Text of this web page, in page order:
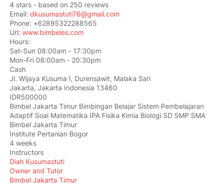
4 stars - based on 250 reviews
Email: dkusumastuti76@gmail.com
Phone: +62895322288565
Url: www.bimbeles.com
Hours:
Sat-Sun 08:00am - 17:30pm
Mon-Fri 08:00am - 20:30pm
Cash
Jl. Wijaya Kusuma I, Durensawit, Malaka Sari
Jakarta, Jakarta Indonesia 13460
IDR500000
Bimbel Jakarta Timur Bimbingan Belajar Sistem Pembelajaran
Adaptif Soal Matematika IPA Fisika Kimia Biologi SD SMP SMA
Bimbel Jakarta Timur
Institute Pertanian Bogor
4 weeks
Instructors
Diah Kusumastuti
Owner and Tutor
Bimbel Jakarta Timur